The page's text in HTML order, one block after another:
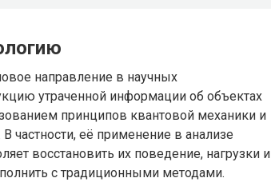
направление в научных
утраченной информации об объектах
принципов квантовой механики и
её применение в анализе
восстановить их поведение, нагрузки и
с традиционными методами.